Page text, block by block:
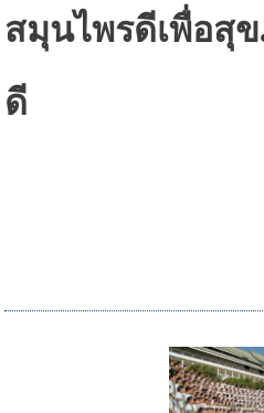
สมุนไพรดีเพื่อสุ
ดี